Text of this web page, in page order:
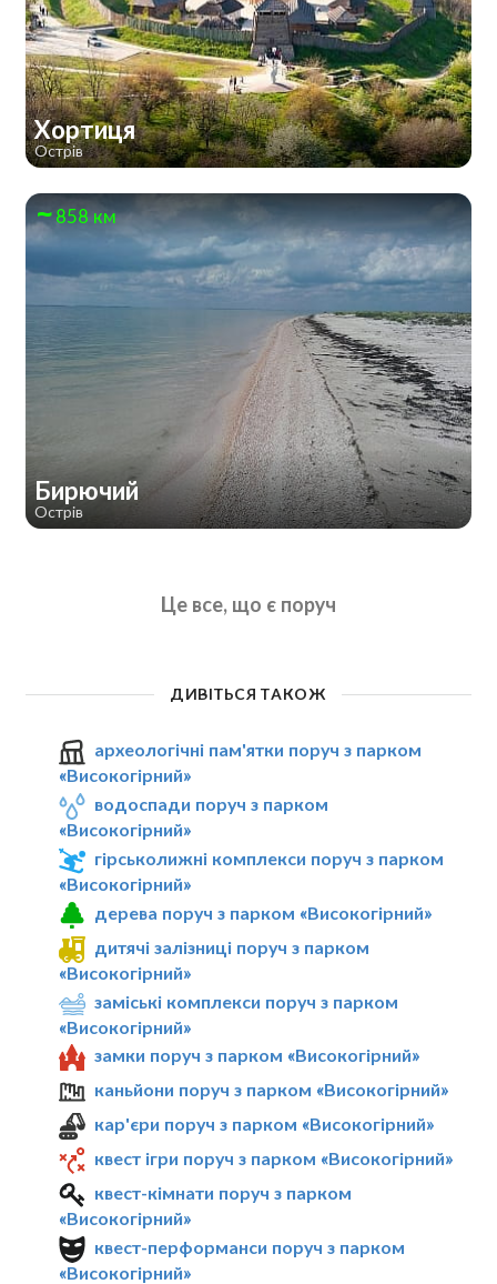
Хортиця
Острів
858 км
Бирючий
Острів
Це все, що є поруч
ДИВІТЬСЯ ТАКОЖ
археологічні пам'ятки поруч з парком
«Високогірний»
водоспади поруч з парком
«Високогірний»
гірськолижні комплекси поруч з парком
«Високогірний»
дерева поруч з парком «Високогірний»
дитячі залізниці поруч з парком
«Високогірний»
заміські комплекси поруч з парком
«Високогірний»
замки поруч з парком «Високогірний»
каньйони поруч з парком «Високогірний»
кар'єри поруч з парком «Високогірний»
квест ігри поруч з парком «Високогірний»
квест-кімнати поруч з парком
«Високогірний»
квест-перформанси поруч з парком
«Високогірний»